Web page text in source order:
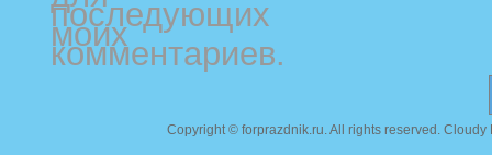
последующих
моих
комментариев.
Copyright © forprazdnik.ru. All rights reserved.